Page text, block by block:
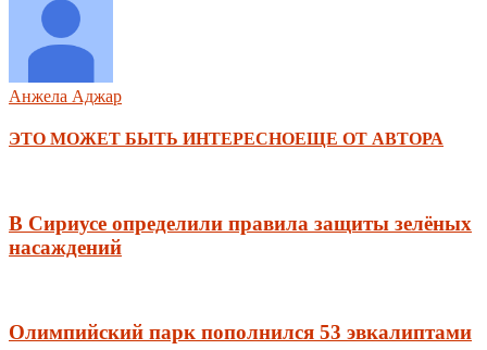
Анжела Аджар
ЭТО МОЖЕТ БЫТЬ ИНТЕРЕСНОЕЩЕ ОТ АВТОРА
В Сириусе определили правила защиты зелёных
насаждений
Олимпийский парк пополнился 53 эвкалиптами